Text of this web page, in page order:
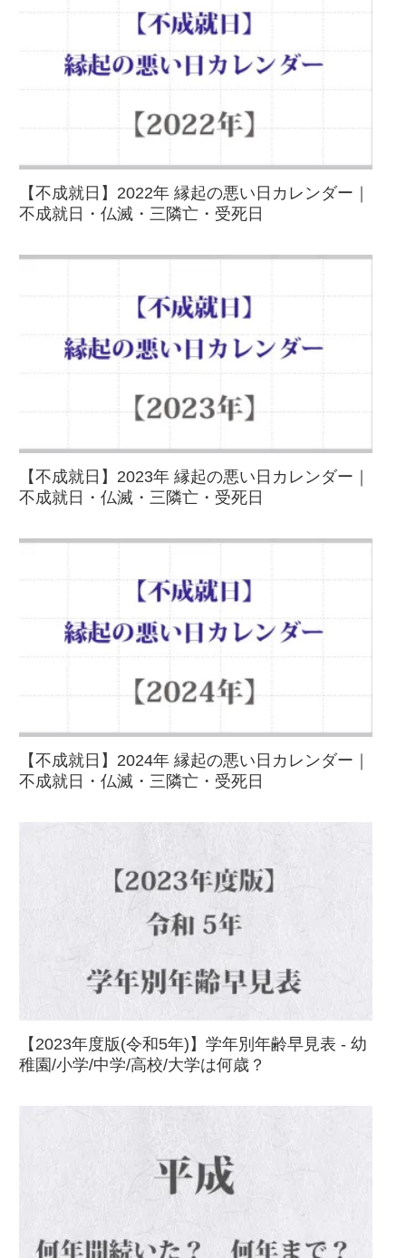
【不成就日】2022年 縁起の悪い日カレンダー｜
不成就日・仏滅・三隣亡・受死日
【不成就日】2023年 縁起の悪い日カレンダー｜
不成就日・仏滅・三隣亡・受死日
【不成就日】2024年 縁起の悪い日カレンダー｜
不成就日・仏滅・三隣亡・受死日
【2023年度版(令和5年)】学年別年齢早見表 - 幼
稚園/小学/中学/高校/大学は何歳？